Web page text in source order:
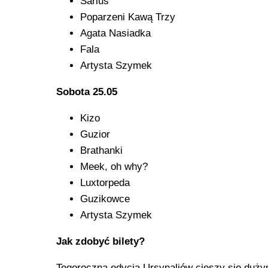
Poparzeni Kawą Trzy
Agata Nasiadka
Fala
Artysta Szymek
Sobota 25.05
Kizo
Guzior
Brathanki
Meek, oh why?
Luxtorpeda
Guzikowce
Artysta Szymek
Jak zdobyć bilety?